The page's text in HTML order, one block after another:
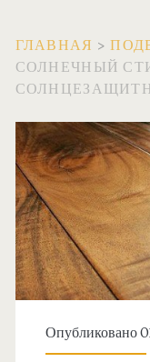
ГЛАВНАЯ >
СОЛНЕЧНЫЙ
Опубликовано